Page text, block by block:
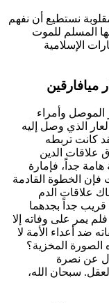
نستطيع أن نفهم
المسلم للموت
الإسلامية
الموصل وأمراء
الذي وصل إليه
كانت تربطه
علاقات الدين
هامة جداً، فإمارة
الخطوة القادمة
علاقات الدم
قريب جداً بجدهما
فلم يمر على وفاته إلا
سنة (589هـ)، ووقفاته ضد أعداء الأمة لا
الصورة المخزية؟
عن نصرة
سبحان الله،